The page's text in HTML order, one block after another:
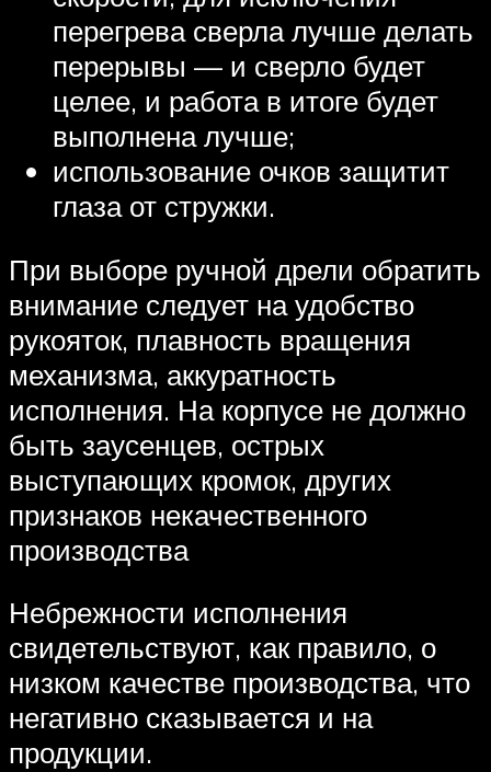
перегрева сверла лучше делать
перерывы — и сверло будет
целее, и работа в итоге будет
выполнена лучше;
использование очков защитит
глаза от стружки.
При выборе ручной дрели обратить
внимание следует на удобство
рукояток, плавность вращения
механизма, аккуратность
исполнения. На корпусе не должно
быть заусенцев, острых
выступающих кромок, других
признаков некачественного
производства
Небрежности исполнения
свидетельствуют, как правило, о
низком качестве производства, что
негативно сказывается и на
продукции.